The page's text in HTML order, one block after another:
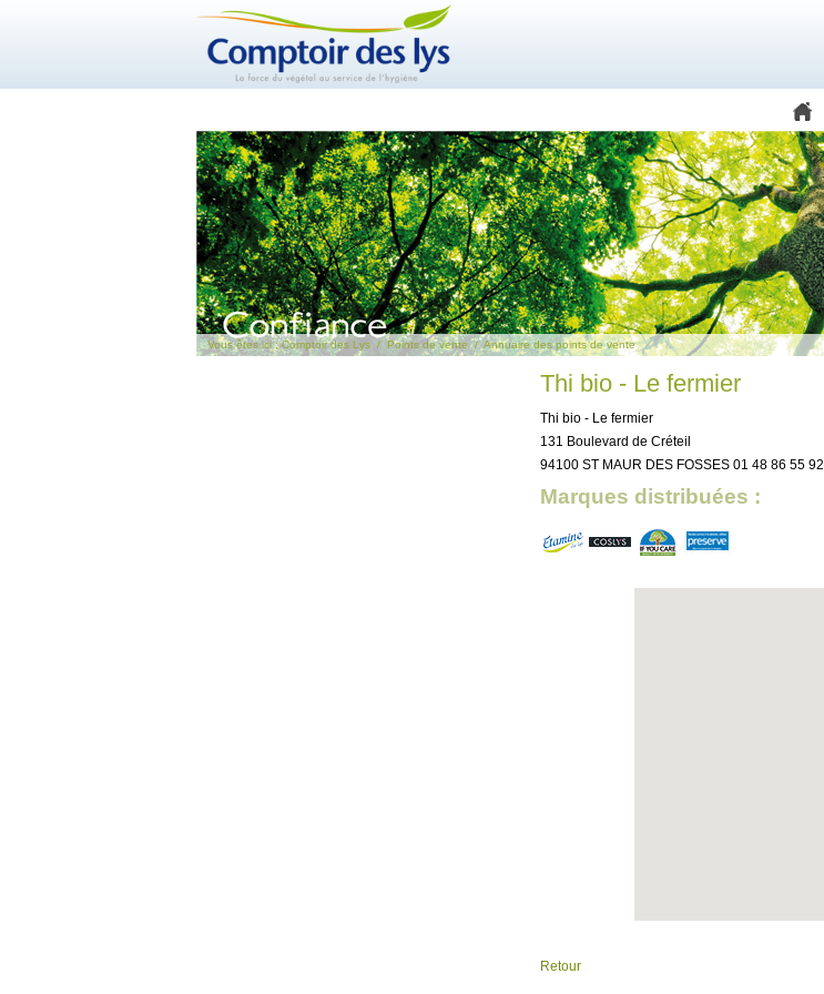
Vous êtes ici : Comptoir des Lys /Points de vente /Annuaire des points de vente
Thi bio - Le fermier
Thi bio - Le fermier
131 Boulevard de Créteil
94100 ST MAUR DES FOSSES 01 48 86 55 92
Marques distribuées :
Retour